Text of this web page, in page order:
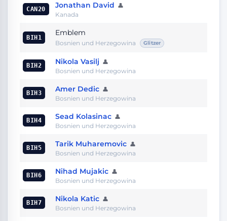
CAN20 Jonathan David 👤
Kanada
BIH1
Emblem
Bosnien und Herzegowina Glitzer
BIH2 Nikola Vasilj 👤
Bosnien und Herzegowina
BIH3 Amer Dedic 👤
Bosnien und Herzegowina
BIH4 Sead Kolasinac 👤
Bosnien und Herzegowina
BIH5 Tarik Muharemovic 👤
Bosnien und Herzegowina
BIH6 Nihad Mujakic 👤
Bosnien und Herzegowina
BIH7 Nikola Katic 👤
Bosnien und Herzegowina